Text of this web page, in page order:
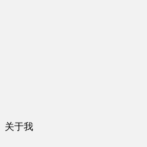
关于我